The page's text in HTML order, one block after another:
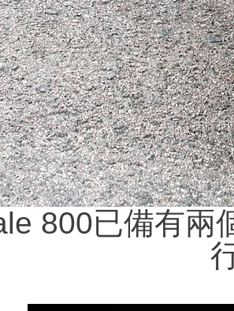
800已備有兩